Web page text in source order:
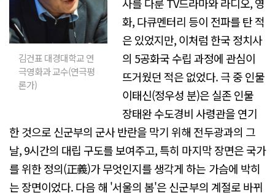
김건표 대경대학교 연
극영화과 교수(연극평
론가)
사를 다룬 TV드라마와 라디오, 영
화, 다큐멘터리 등이 전파를 탄 적
은 있었지만, 이처럼 한국 정치사
의 5공화국 수립 과정에 관심이
뜨거웠던 적은 없었다. 극 중 인물
이태신(정우성 분)은 실존 인물
장태완 수도경비 사령관을 연기
한 것으로 신군부의 군사 반란을 막기 위해 전두광과의 그
날, 9시간의 대립 구도를 보여주고, 특히 마지막 장면은 국가
를 위한 정의(正義)가 무엇인지를 생각게 하는 가슴에 박히
는 장면이었다. 다음 해 '서울의 봄'은 신군부의 계절로 바뀌